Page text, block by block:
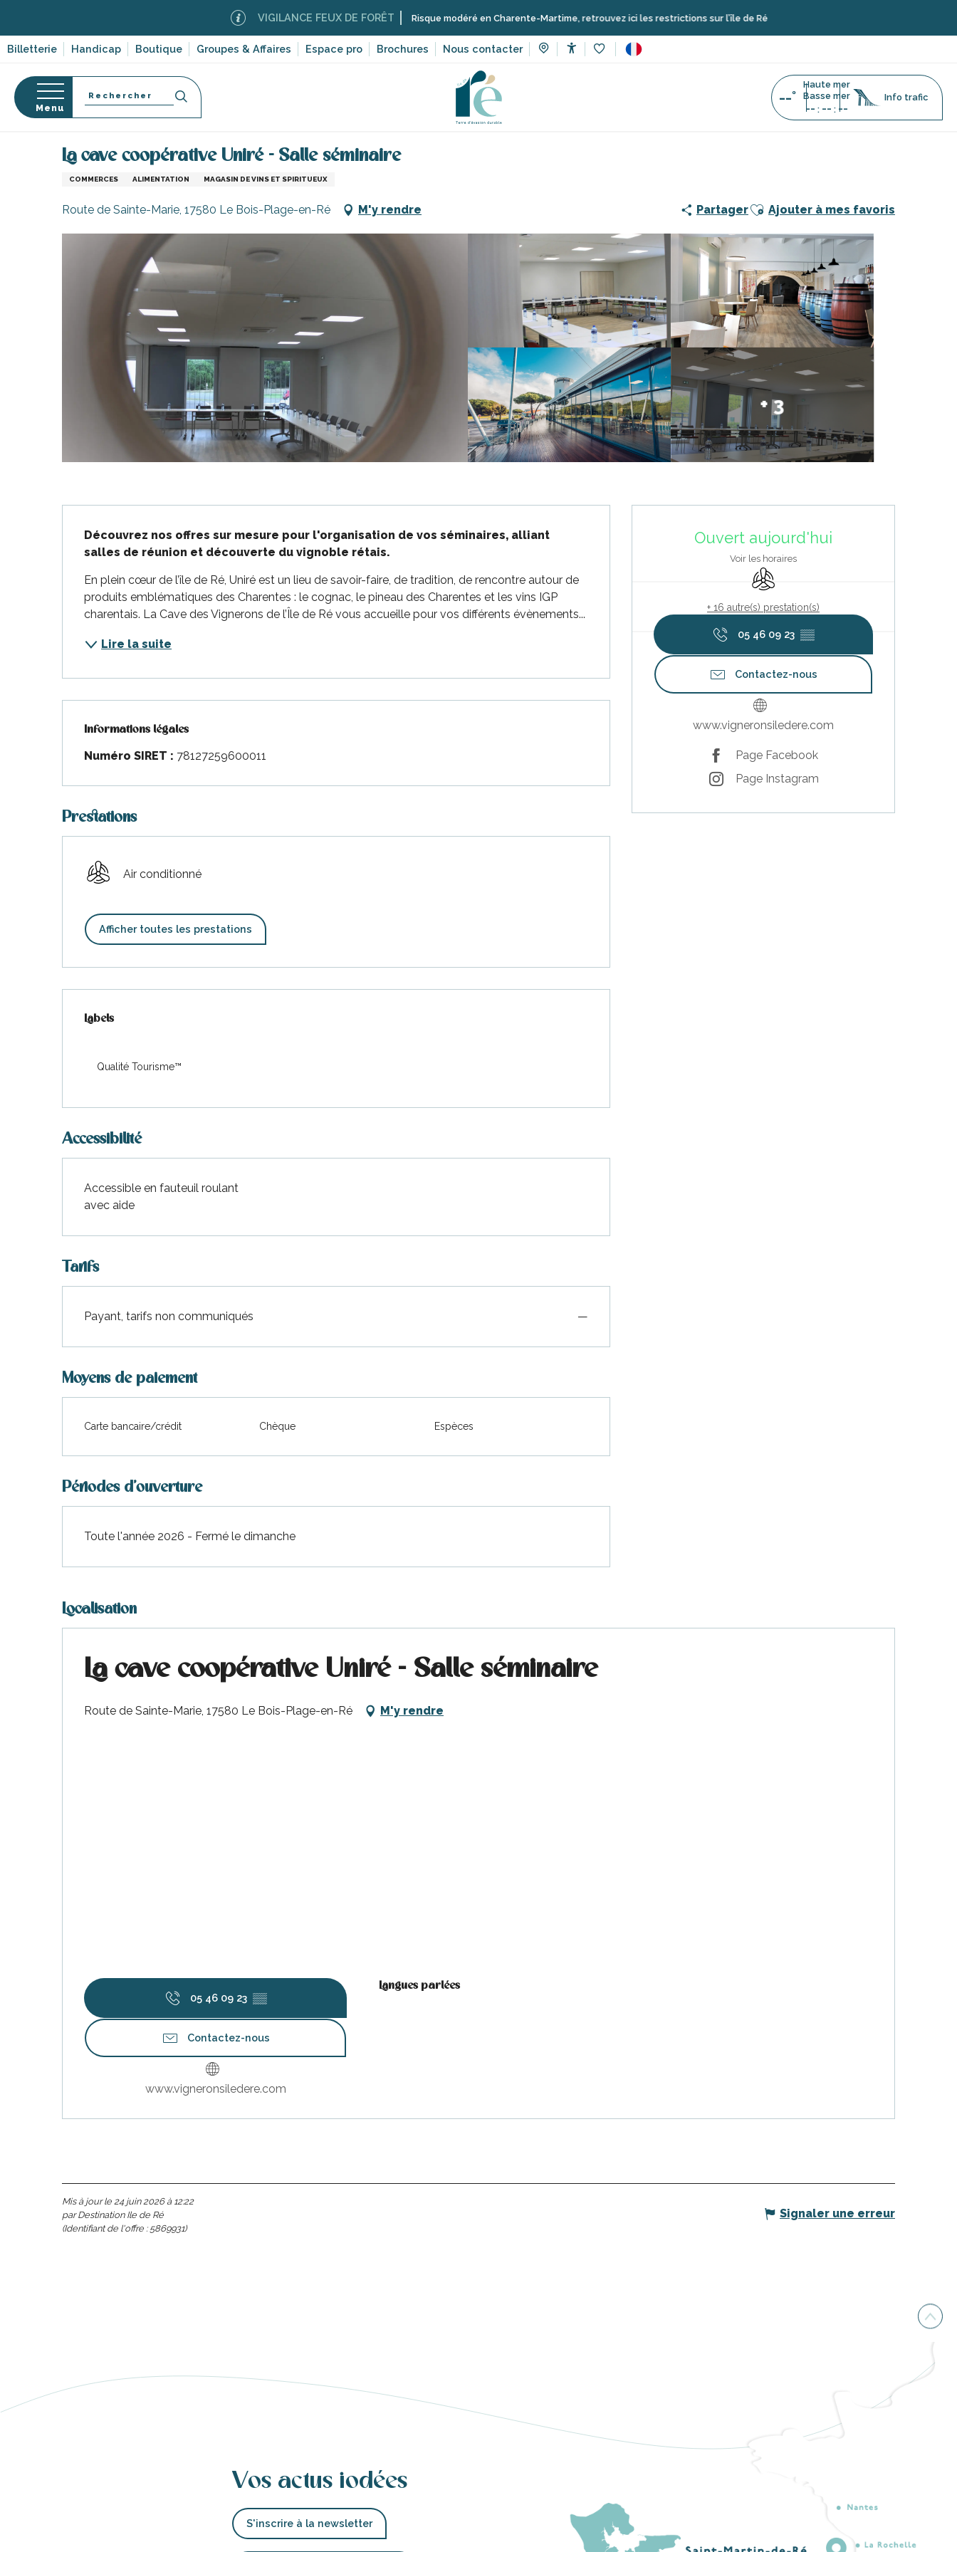
contenu
Billetterie Handicap Boutique Groupes & Affaires Espace pro Brochures Nous contacter
VIGILANCE FEUX DE FORÊT Risque modéré en Charente-Martime, retrouvez ici les restrictions sur l’île de Ré
sur-
Menu
Recherche --°
Haute mer
Basse mer
-- : -- : --
Info trafic
Accueil La cave coopérative Uniré - Salle séminaire
La cave coopérative Uniré - Salle séminaire
COMMERCES ALIMENTATION MAGASIN DE VINS ET SPIRITUEUX
Route de Sainte-Marie, 17580 Le Bois-Plage-en-Ré M'y rendre PartagerAjouter aux favoris
Ajouter à mes favoris
+ 3
Ouvert aujourd'hui
Voir les horaires
Air conditionné
+ 16 autre(s) prestation(s)
05 46 09 23 ▒▒
Contactez-nous
www.vigneronsiledere.com
Page Facebook
Page Instagram
Découvrez nos offres sur mesure pour l'organisation de vos séminaires, alliant
salles de réunion et découverte du vignoble rétais.
En plein cœur de l’île de Ré, Uniré est un lieu de savoir-faire, de tradition, de rencontre autour de
produits emblématiques des Charentes : le cognac, le pineau des Charentes et les vins IGP
charentais. La Cave des Vignerons de l’Île de Ré vous accueille pour vos différents évènements...
Lire la suite
Informations légales
Informations légales
Numéro SIRET : 78127259600011
Prestations
Air conditionné
Afficher toutes les prestations
Labels
Labels
Qualité Tourisme™
Accessibilité
Accessible en fauteuil roulant
avec aide
Tarifs
Payant, tarifs non communiqués —
Moyens de paiement
Carte bancaire/crédit Chèque Espèces
Périodes d'ouverture
Toute l'année 2026 - Fermé le dimanche
Localisation
La cave coopérative Uniré - Salle séminaire
Route de Sainte-Marie, 17580 Le Bois-Plage-en-Ré M'y rendre
05 46 09 23 ▒▒
Contactez-nous
www.vigneronsiledere.com
Langues parlées
Langues parlées
Mis à jour le 24 juin 2026 à 12:22
par Destination Ile de Ré
(Identifiant de l'offre : 5869931)
Signaler une erreur
Vos actus iodées
S'inscrire à la newsletter